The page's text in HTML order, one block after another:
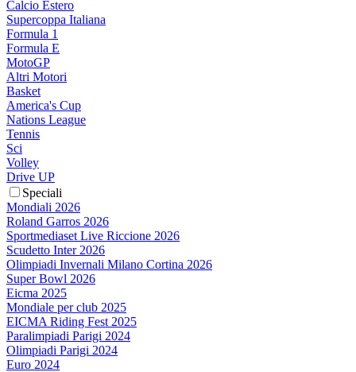
Calcio Estero
Supercoppa Italiana
Formula 1
Formula E
MotoGP
Altri Motori
Basket
America's Cup
Nations League
Tennis
Sci
Volley
Drive UP
Speciali
Mondiali 2026
Roland Garros 2026
Sportmediaset Live Riccione 2026
Scudetto Inter 2026
Olimpiadi Invernali Milano Cortina 2026
Super Bowl 2026
Eicma 2025
Mondiale per club 2025
EICMA Riding Fest 2025
Paralimpiadi Parigi 2024
Olimpiadi Parigi 2024
Euro 2024